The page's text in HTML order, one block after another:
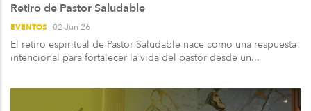
Retiro de Pastor Saludable
EVENTOS 02 Jun 26
El retiro espiritual de Pastor Saludable nace como una respuesta
intencional para fortalecer la vida del pastor desde un...